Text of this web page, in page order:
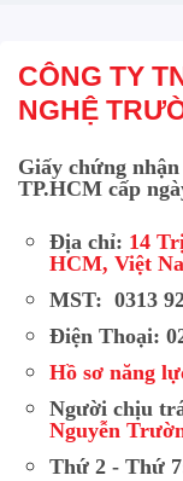
CÔNG TY
NGHỆ
Giấy chứng
TP.HCM cấp
Địa chỉ: 14
HCM, Việt
MST: 0313
Điện Thoại:
Hồ sơ năng
Người chịu
Nguyễn
Thứ 2 - Thứ